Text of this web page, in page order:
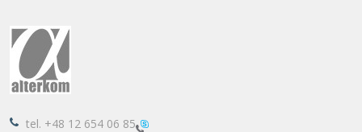
tel. +48 12 654 06 85